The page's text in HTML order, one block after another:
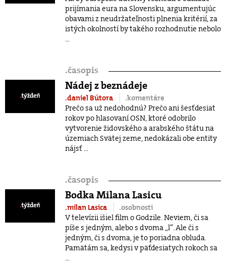
prijímania eura na Slovensku, argumentujúc
obavami z neudržateľnosti plnenia kritérií, za
istých okolností by takého rozhodnutie nebolo
...
.časopis
Nádej z beznádeje
.daniel Bútora
.komentáre
Prečo sa už nedohodnú? Prečo ani šesťdesiat
rokov po hlasovaní OSN, ktoré odobrilo
vytvorenie židovského a arabského štátu na
územiach Svätej zeme, nedokázali obe entity
nájsť ...
.časopis
Bodka Milana Lasicu
.milan Lasica
.osobnosti
V televízii išiel film o Godzile. Neviem, či sa
píše s jedným, alebo s dvoma „l“. Ale či s
jedným, či s dvoma, je to poriadna obluda.
Pamätám sa, kedysi v päťdesiatych rokoch sa
...